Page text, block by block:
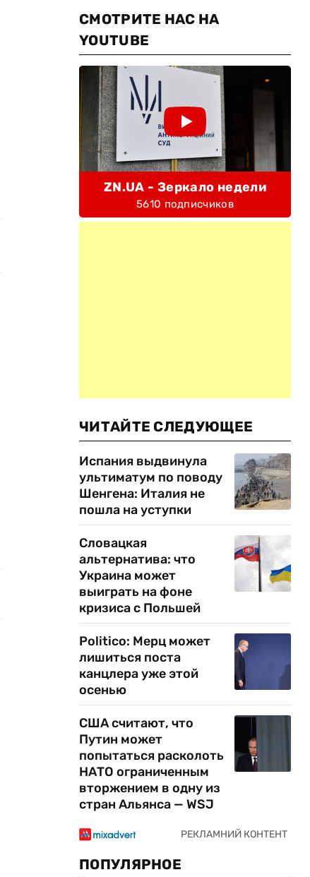
СМОТРИТЕ НАС НА
YOUTUBE
ZN.UA - Зеркало недели
5610 подписчиков
ЧИТАЙТЕ СЛЕДУЮЩЕЕ
Испания выдвинула
ультиматум по поводу
Шенгена: Италия не
пошла на уступки
Словацкая
альтернатива: что
Украина может
выиграть на фоне
кризиса с Польшей
Politico: Мерц может
лишиться поста
канцлера уже этой
осенью
США считают, что
Путин может
попытаться расколоть
НАТО ограниченным
вторжением в одну из
стран Альянса — WSJ
ПОПУЛЯРНОЕ